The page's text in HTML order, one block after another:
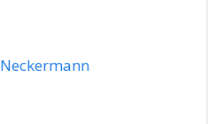
Neckermann